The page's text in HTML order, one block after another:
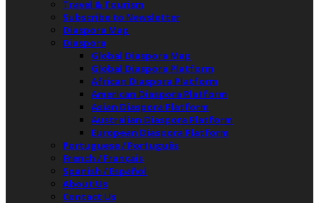
Travel & Tourism
Subscribe to Newsletter
Diaspora Map
Diaspora
Global Diaspora Map
Global Diaspora Platform
African Diaspora Platform
American Diaspora Platform
Asian Diaspora Platform
Australian Diaspora Platform
European Diaspora Platform
Portuguese / Português
French / Français
Spanish / Español
About Us
Contact Us